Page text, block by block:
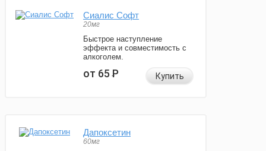
Сиалис Софт
20мг
Быстрое наступление
эффекта и совместимость с
алкоголем.
от 65Р Купить
Дапоксетин
60мг